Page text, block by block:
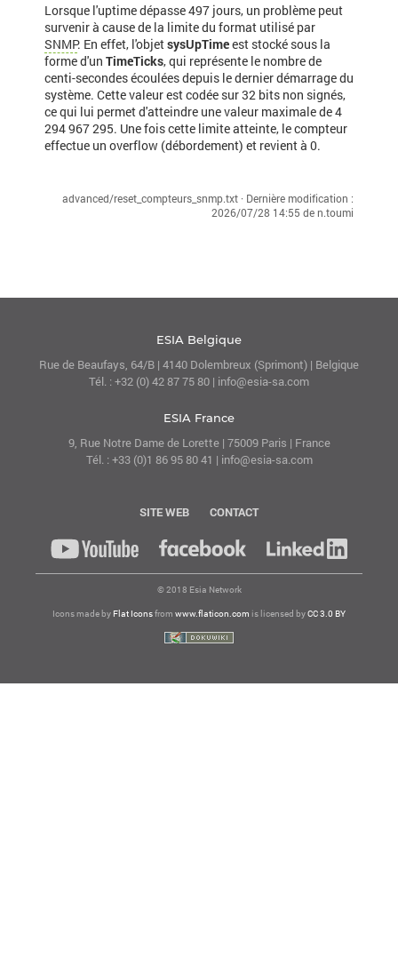
Lorsque l'uptime dépasse 497 jours, un problème peut
survenir à cause de la limite du format utilisé par
SNMP. En effet, l'objetsysUpTimeest stocké sous la
forme d'un TimeTicks, qui représente le nombre de
centi-secondes écoulées depuis le dernier démarrage du
système. Cette valeur est codée sur 32 bits non signés,
ce qui lui permet d'atteindre une valeur maximale de 4
294 967 295. Une fois cette limite atteinte, le compteur
effectue un overflow (débordement) et revient à 0.
advanced/reset_compteurs_snmp.txt · Dernière modification :
2026/07/28 14:55 den.toumi
ESIA Belgique
Rue de Beaufays, 64/B | 4140 Dolembreux (Sprimont) | Belgique
Tél. : +32 (0) 42 87 75 80 | info@esia-sa.com
ESIA France
9, Rue Notre Dame de Lorette | 75009 Paris | France
Tél. : +33 (0)1 86 95 80 41 | info@esia-sa.com
SITE WEB CONTACT
©2018 Esia Network
Icons made by Flat Iconsfrom www.flaticon.com is licensed byCC 3.0 BY